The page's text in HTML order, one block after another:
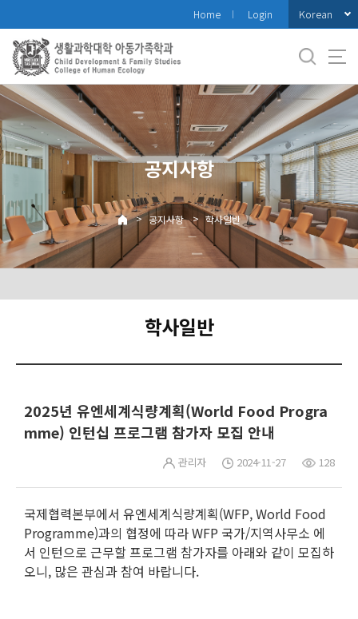
로
메
뉴
Home Login Korean
공지사항
> 공지사항 > 학사일반
학사일반
2025년 유엔세계식량계획(World Food Progra
mme) 인턴십 프로그램 참가자 모집 안내
관리자 2024-11-27 128
국제협력본부에서 유엔세계식량계획(WFP, World Food
Programme)과의 협정에 따라 WFP 국가/지역사무소 에
서 인턴으로 근무할 프로그램 참가자를 아래와 같이 모집하
오니, 많은 관심과 참여 바랍니다.